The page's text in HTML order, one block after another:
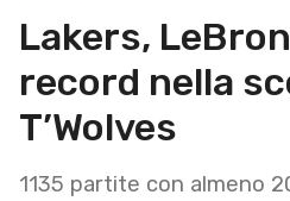
Lakers,
record nella
T’Wolves
1135 partite con almeno